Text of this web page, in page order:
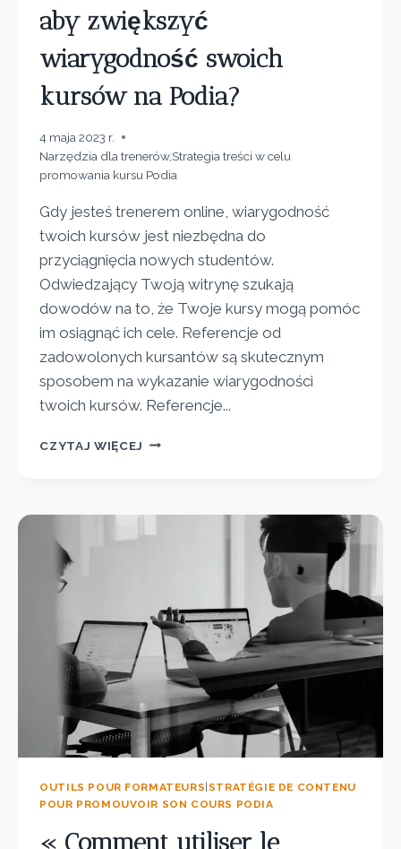
aby zwiększyć
wiarygodność swoich
kursów na Podia?
4 maja 2023 r.
Narzędzia dla trenerów,Strategia treści w celu
promowania kursu Podia
Gdy jesteś trenerem online, wiarygodność
twoich kursów jest niezbędna do
przyciągnięcia nowych studentów.
Odwiedzający Twoją witrynę szukają
dowodów na to, że Twoje kursy mogą pomóc
im osiągnąć ich cele. Referencje od
zadowolonych kursantów są skutecznym
sposobem na wykazanie wiarygodności
twoich kursów. Referencje...
CZYTAJ WIĘCEJ
OUTILS POUR FORMATEURS STRATÉGIE DE CONTENU
POUR PROMOUVOIR SON COURS PODIA
« Comment utiliser le